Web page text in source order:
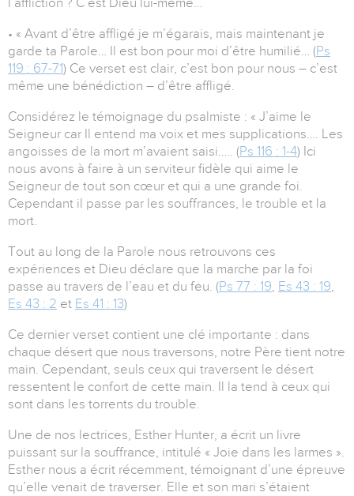
• « Avant d’être affligé je m’égarais, mais maintenant je
garde ta Parole… Il est bon pour moi d’être humilié… (Ps
119 : 67-71) Ce verset est clair, c’est bon pour nous – c’est
même une bénédiction – d’être affligé.
Considérez le témoignage du psalmiste : « J’aime le
Seigneur car Il entend ma voix et mes supplications…. Les
angoisses de la mort m’avaient saisi….. (Ps 116 : 1-4) Ici
nous avons à faire à un serviteur fidèle qui aime le
Seigneur de tout son cœur et qui a une grande foi.
Cependant il passe par les souffrances, le trouble et la
mort.
Tout au long de la Parole nous retrouvons ces
expériences et Dieu déclare que la marche par la foi
passe au travers de l’eau et du feu. (Ps 77 : 19, Es 43 : 19,
Es 43 : 2 et Es 41 : 13)
Ce dernier verset contient une clé importante : dans
chaque désert que nous traversons, notre Père tient notre
main. Cependant, seuls ceux qui traversent le désert
ressentent le confort de cette main. Il la tend à ceux qui
sont dans les torrents du trouble.
Une de nos lectrices, Esther Hunter, a écrit un livre
puissant sur la souffrance, intitulé « Joie dans les larmes ».
Esther nous a écrit récemment, témoignant d’une épreuve
qu’elle venait de traverser. Elle et son mari s’étaient